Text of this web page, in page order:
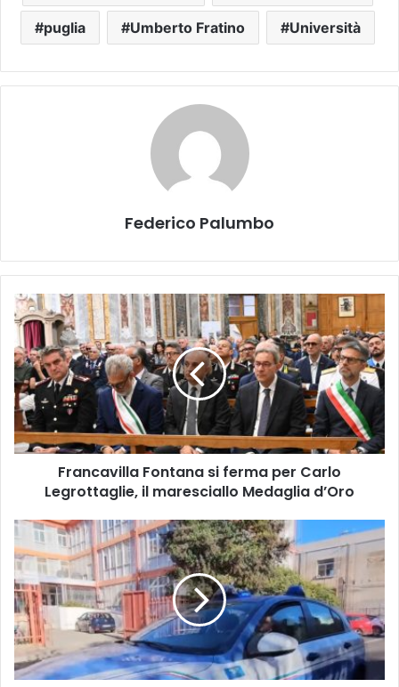
puglia Umberto Fratino Università
Federico Palumbo
Francavilla
Fontana
si
ferma
per
Carlo
Legrottaglie,
il
maresciallo
MedagliaFrancavilla Fontana si ferma per Carlo
Legrottaglie, il maresciallo Medaglia d’Oro
Canosa,
tenta
di
far
esplodere
la
palazzina
dopo
liti